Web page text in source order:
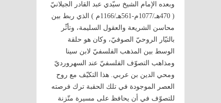
وبعده الإمام الشيخ سيّدي عبد القادر الجيلانيّ
( 470هـ/1077م-561هـ/1166م ) الذي ربط بين
محاسن الشريعة والعقول السليمة، وتأثّر
بالتيّار الروحيّ الصوفيّ، وكان هو حلقة
الوسط بين المذهب الفلسفيّ لابن سينا
ومذاهب التصوّف الفلسفيّ عند السهرورديّ
ومحي الدين بن عربي. هذا التكيّف مع روح
العصر الموجودة في تلك الحقبة ترك فرصته
للتصوّف في أن يحافظ على مسيرة متّزنة